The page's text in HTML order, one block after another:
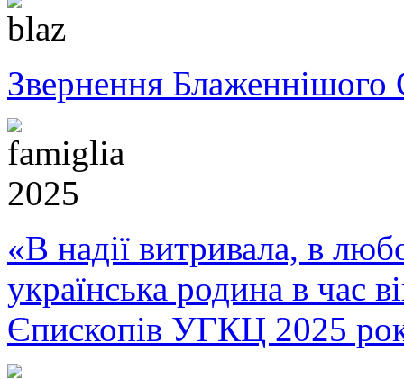
Звернення Блаженнішого
«В надії витривала, в
українська родина в час
Єпископів УГКЦ 2025